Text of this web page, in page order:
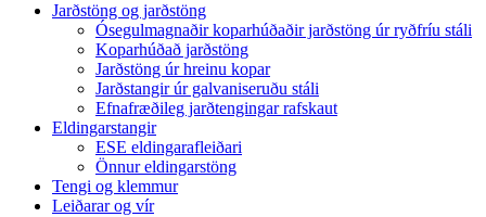
Jarðstöng og jarðstöng
Ósegulmagnaðir koparhúðaðir jarðstöng úr ryðfríu stáli
Koparhúðað jarðstöng
Jarðstöng úr hreinu kopar
Jarðstangir úr galvaniseruðu stáli
Efnafræðileg jarðtengingar rafskaut
Eldingarstangir
ESE eldingarafleiðari
Önnur eldingarstöng
Tengi og klemmur
Leiðarar og vír